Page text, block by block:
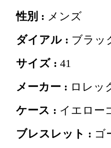
性別 : メンズ
ダイアル : ブラッ
サイズ : 41
メーカー : ロレッ
ケース : イエロー
ブレスレット : ゴ